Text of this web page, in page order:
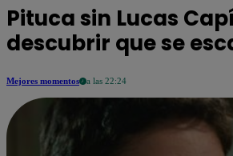
Pituca sin Lucas
descubrir que se
Mejores momentos a las 22:24